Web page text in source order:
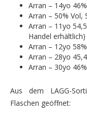
Arran – 14yo
Arran – 50% Vol,
Arran – 11yo
Handel erhältlich)
Arran – 12yo
Arran – 28yo
Arran – 30yo
Aus dem LAGG-
Flaschen geöffnet: